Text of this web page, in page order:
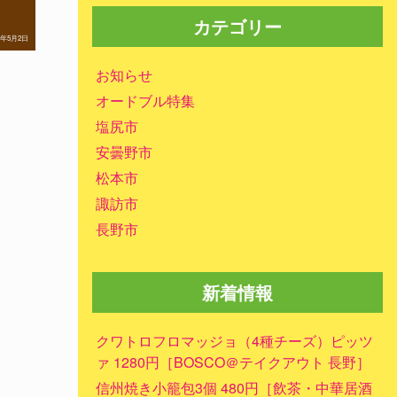
5月2日 カテゴリー
お知らせ
オードブル特集
塩尻市
安曇野市
松本市
諏訪市
長野市
新着情報
クワトロフロマッジョ（4種チーズ）ピッツ
ァ 1280円［BOSCO＠テイクアウト 長野］
信州焼き小籠包3個 480円［飲茶・中華居酒